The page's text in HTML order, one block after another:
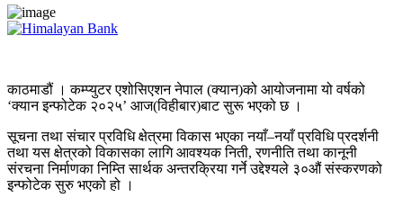
काठमाडौं । कम्प्युटर एशोसिएशन नेपाल (क्यान)को आयोजनामा यो वर्षको
‘क्यान इन्फोटेक २०२५’ आज(विहीबार)बाट सुरू भएको छ ।
सूचना तथा संचार प्रविधि क्षेत्रमा विकास भएका नयाँ–नयाँ प्रविधि प्रदर्शनी
तथा यस क्षेत्रको विकासका लागि आवश्यक निती, रणनीति तथा कानूनी
संरचना निर्माणका निम्ति सार्थक अन्तरक्रिया गर्ने उद्देश्यले ३०औं संस्करणको
इन्फोटेक सुरु भएको हो ।